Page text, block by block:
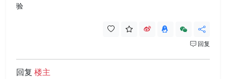
验
回复
回复 楼主